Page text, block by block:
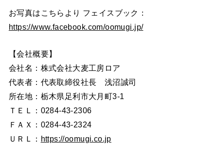
お写真はこちらより フェイスブック：
https://www.facebook.com/oomugi.jp/
【会社概要】
会社名：株式会社大麦工房ロア
代表者：代表取締役社長 浅沼誠司
所在地：栃木県足利市大月町3-1
ＴＥＬ：0284-43-2306
ＦＡＸ：0284-43-2324
ＵＲＬ： https://oomugi.co.jp